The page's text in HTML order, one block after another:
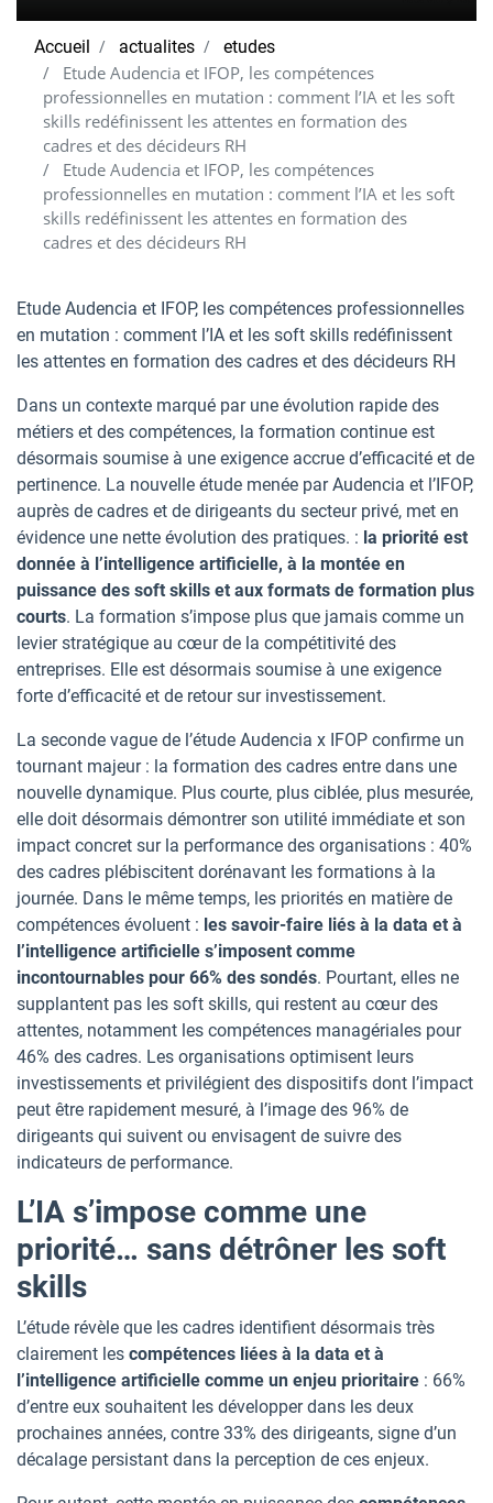
Accueil actualites etudes
Etude Audencia et IFOP, les compétences
professionnelles en mutation : comment l’IA et les soft
skills redéfinissent les attentes en formation des
cadres et des décideurs RH
Etude Audencia et IFOP, les compétences
professionnelles en mutation : comment l’IA et les soft
skills redéfinissent les attentes en formation des
cadres et des décideurs RH
Etude Audencia et IFOP, les compétences professionnelles
en mutation : comment l’IA et les soft skills redéfinissent
les attentes en formation des cadres et des décideurs RH
Dans un contexte marqué par une évolution rapide des
métiers et des compétences, la formation continue est
désormais soumise à une exigence accrue d’efficacité et de
pertinence. La nouvelle étude menée par Audencia et l’IFOP,
auprès de cadres et de dirigeants du secteur privé, met en
évidence une nette évolution des pratiques. : la priorité est
donnée à l’intelligence artificielle, à la montée en
puissance des soft skills et aux formats de formation plus
courts. La formation s’impose plus que jamais comme un
levier stratégique au cœur de la compétitivité des
entreprises. Elle est désormais soumise à une exigence
forte d’efficacité et de retour sur investissement.
La seconde vague de l’étude Audencia x IFOP confirme un
tournant majeur : la formation des cadres entre dans une
nouvelle dynamique. Plus courte, plus ciblée, plus mesurée,
elle doit désormais démontrer son utilité immédiate et son
impact concret sur la performance des organisations : 40%
des cadres plébiscitent dorénavant les formations à la
journée. Dans le même temps, les priorités en matière de
compétences évoluent : les savoir-faire liés à la data et à
l’intelligence artificielle s’imposent comme
incontournables pour 66% des sondés. Pourtant, elles ne
supplantent pas les soft skills, qui restent au cœur des
attentes, notamment les compétences managériales pour
46% des cadres. Les organisations optimisent leurs
investissements et privilégient des dispositifs dont l’impact
peut être rapidement mesuré, à l’image des 96% de
dirigeants qui suivent ou envisagent de suivre des
indicateurs de performance.
L’IA s’impose comme une
priorité… sans détrôner les soft
skills
L’étude révèle que les cadres identifient désormais très
clairement les compétences liées à la data et à
l’intelligence artificielle comme un enjeu prioritaire : 66%
d’entre eux souhaitent les développer dans les deux
prochaines années, contre 33% des dirigeants, signe d’un
décalage persistant dans la perception de ces enjeux.